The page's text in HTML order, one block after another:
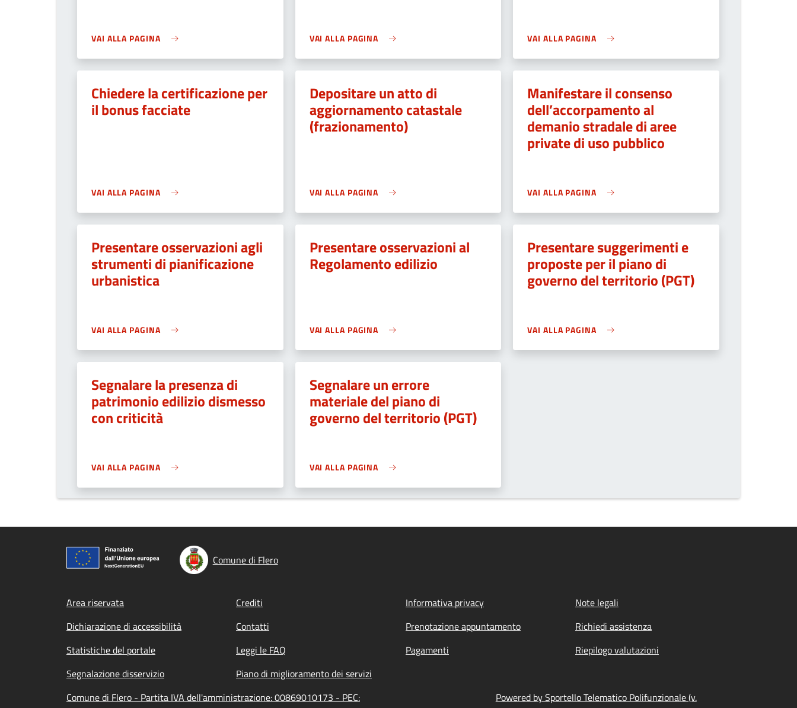
VAI ALLA PAGINA VAI ALLA PAGINA VAI ALLA PAGINA
Chiedere la certificazione per
il bonus facciate
VAI ALLA PAGINA
Depositare un atto di
aggiornamento catastale
(frazionamento)
VAI ALLA PAGINA
Manifestare il consenso
dell’accorpamento al
demanio stradale di aree
private di uso pubblico
VAI ALLA PAGINA
Presentare osservazioni agli
strumenti di pianificazione
urbanistica
VAI ALLA PAGINA
Presentare osservazioni al
Regolamento edilizio
VAI ALLA PAGINA
Presentare suggerimenti e
proposte per il piano di
governo del territorio (PGT)
VAI ALLA PAGINA
Segnalare la presenza di
patrimonio edilizio dismesso
con criticità
VAI ALLA PAGINA
Segnalare un errore
materiale del piano di
governo del territorio (PGT)
VAI ALLA PAGINA
Comune di Flero
Footer menu
Area riservata Crediti Informativa privacy
Note legali
Dichiarazione di accessibilità
Contatti Prenotazione appuntamento
Richiedi assistenza
Statistiche del portale
Leggi le FAQ Pagamenti
Riepilogo valutazioni
Segnalazione disservizio
Piano di miglioramento dei servizi
Comune di Flero - Partita IVA dell'amministrazione: 00869010173 - PEC:
Powered by Sportello Telematico Polifunzionale (v.